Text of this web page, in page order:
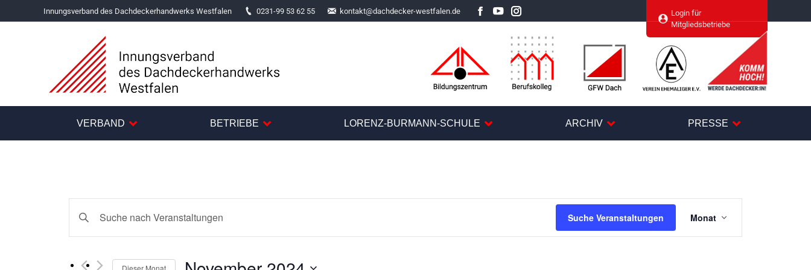
Innungsverband des Dachdeckerhandwerks Westfalen 0231-99 53 62 55 kontakt@dachdecker-westfalen.de
Facebook
YouTubeInstagram
Login für
Mitgliedsbetriebe
VERBAND BETRIEBE LORENZ-BURMANN-SCHULE ARCHIV PRESSE
Veranstaltungen
Suche
Bitte
Suche
Suche Veranstaltungen
Ansichten-
Navigation
Monat
Dieser Monat